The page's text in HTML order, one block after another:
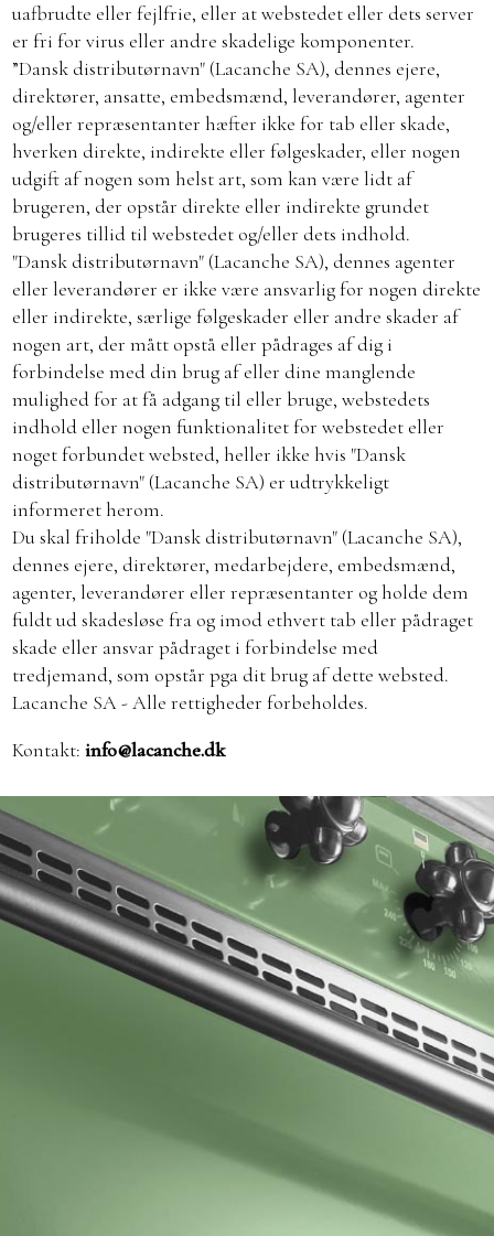
uafbrudte eller fejlfrie, eller at webstedet eller dets server
er fri for virus eller andre skadelige komponenter.
”Dansk distributørnavn" (Lacanche SA), dennes ejere,
direktører, ansatte, embedsmænd, leverandører, agenter
og/eller repræsentanter hæfter ikke for tab eller skade,
hverken direkte, indirekte eller følgeskader, eller nogen
udgift af nogen som helst art, som kan være lidt af
brugeren, der opstår direkte eller indirekte grundet
brugeres tillid til webstedet og/eller dets indhold.
"Dansk distributørnavn" (Lacanche SA), dennes agenter
eller leverandører er ikke være ansvarlig for nogen direkte
eller indirekte, særlige følgeskader eller andre skader af
nogen art, der mått opstå eller pådrages af dig i
forbindelse med din brug af eller dine manglende
mulighed for at få adgang til eller bruge, webstedets
indhold eller nogen funktionalitet for webstedet eller
noget forbundet websted, heller ikke hvis "Dansk
distributørnavn" (Lacanche SA) er udtrykkeligt
informeret herom.
Du skal friholde "Dansk distributørnavn" (Lacanche SA),
dennes ejere, direktører, medarbejdere, embedsmænd,
agenter, leverandører eller repræsentanter og holde dem
fuldt ud skadesløse fra og imod ethvert tab eller pådraget
skade eller ansvar pådraget i forbindelse med
tredjemand, som opstår pga dit brug af dette websted.
Lacanche SA - Alle rettigheder forbeholdes.
Kontakt:info@lacanche.dk